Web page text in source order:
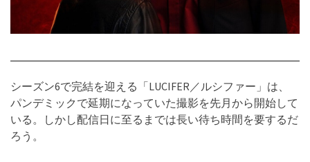
シーズン6で完結を迎える「LUCIFER／ルシファー」は、
パンデミックで延期になっていた撮影を先月から開始して
いる。しかし配信日に至るまでは長い待ち時間を要するだ
ろう。